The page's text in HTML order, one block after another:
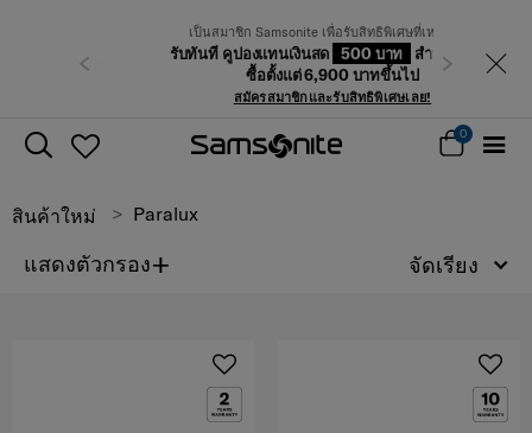
เป็นสมาชิก Samsonite เพื่อรับสิทธิพิเศษที่เหนือกว่า
รับทันที คูปองแทนเงินสด 500 บาท
สำหรับคำสั่ง
ซื้อตั้งแต่ 6,900 บาทขึ้นไป
สมัครสมาชิกและรับสิทธิพิเศษเลย!
ถัดไป
0
สินค้าใหม่ Paralux
แสดงตัวกรอง+ จัดเรียง